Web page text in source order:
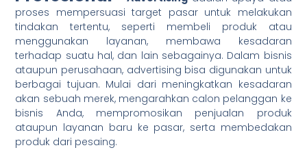
proses mempersuasi target pasar untuk melakukan
tindakan tertentu, seperti membeli produk atau
menggunakan layanan, membawa kesadaran
terhadap suatu hal, dan lain sebagainya. Dalam bisnis
ataupun perusahaan, advertising bisa digunakan untuk
berbagai tujuan. Mulai dari meningkatkan kesadaran
akan sebuah merek, mengarahkan calon pelanggan ke
bisnis Anda, mempromosikan penjualan produk
ataupun layanan baru ke pasar, serta membedakan
produk dari pesaing.